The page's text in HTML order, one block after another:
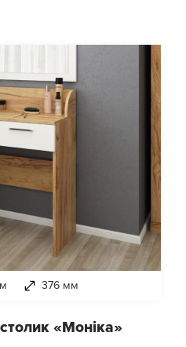
376 мм
«Моніка»